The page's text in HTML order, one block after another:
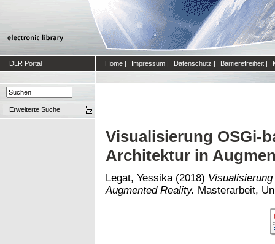
DLR Portal Home | Impressum | Datenschutz | Barrierefreiheit |
Erweiterte Suche
Visualisierung OSGi-
Architektur in
Legat, Yessika (2018)
Augmented Reality. Masterarbeit,